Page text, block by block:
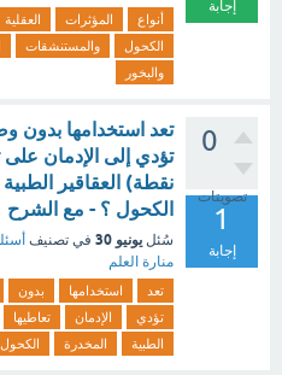
إجابة
أنواع المؤثرات العقلية
الكحول
والمستنشقات
والبخور
0
تصويتات
1
إجابة
تعد استخدامها بدون
نقطة) العقاقير
الكحول ؟ - مع الشرح
سُئل يونيو 30 في تصنيف
منارة العلم
تعد استخدامها بدون
تؤدي
الإدمان تعاطيها
الطبية
المخدرة الكحول